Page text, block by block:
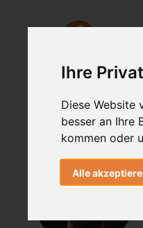
Ihre
Diese Website
besser an Ihre
kommen oder
Alle
Author